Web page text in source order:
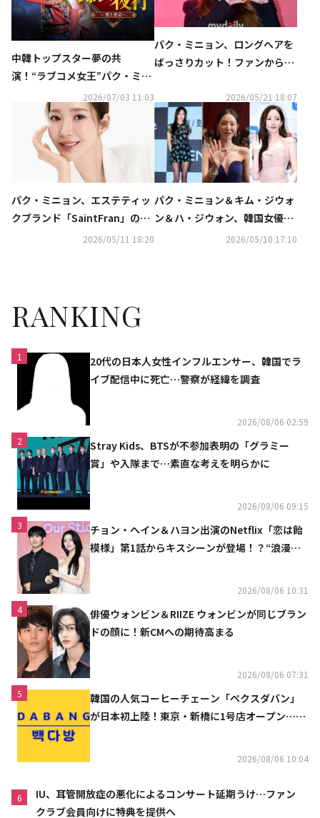
中韓トップスター夢の共
演！“ラブコメ女王”パク・ミニ
ョン ×“ロマンス職人”チャン・
ハン『錦衣夜行～愛と密命
～』“幻の中国ドラマ”がついに
日本初放送！
2026/07/03 11:03
パク・ミニョン、ロングヘアを
ばっさりカット！ファンからの
2026/05/21 18:07
パク・ミニョン、エステティッ
クブランド「SaintFran」のモ
デルに抜擢！グラビアを公開
2026/05/11 18:20
パク・ミニョン＆キム・ジウォ
ン＆ハ・ジウォン、韓国女優が
激やせ…賞賛と共に心配の声も
2026/05/10 17:10
RANKING
1
20代の日本人女性インフルエンサー、韓国でラ
イブ配信中に死亡…警察が経緯を調査
2026/08/06 02:59
2
Stray Kids、BTSが不参加表明の「グラミー
賞」や入隊まで…素直な考えを明らかに
2026/08/06 09:15
3
チョン・ヘイン＆ハヨン出演のNetflix「恋は飴
模様」第1話からキスシーンが登場！？“浪漫と
2026/08/06 10:31
4
俳優ウォンビン＆RIIZE ウォンビンが同じブラン
ドの顔に！新CMへの期待高まる
2026/08/06 07:31
5
韓国の人気コーヒーチェーン「ペクスダバン」
が日本初上陸！東京・新橋に1号店オープン…海
2026/08/06 10:04
6
IU、耳管開放症の悪化によるコンサート延期うけ…ファン
クラブ会員向けに特典を提供へ